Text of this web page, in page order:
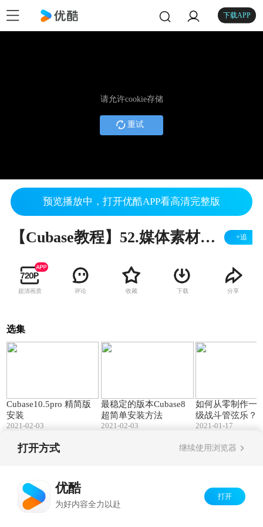
下载APP
请允许cookie存储
重试
预览播放中，打开优酷APP看高清完整版
【Cubase教程】52.媒体素材池的清理 +追
超清画质 评论 收藏 下载 分享
选集
Cubase10.5pro 精简版
安装
2021-02-03
最稳定的版本Cubase8
超简单安装方法
2021-02-03
如何从零制作一
级战斗管弦乐？
教程】
2021-01-17
打开方式 继续使用浏览器
优酷
为好内容全力以赴
打开